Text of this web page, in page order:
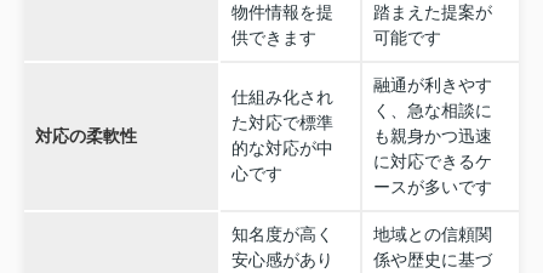
物件情報を提
供できます
踏まえた提案が
可能です
対応の柔軟性
仕組み化され
た対応で標準
的な対応が中
心です
融通が利きやす
く、急な相談に
も親身かつ迅速
に対応できるケ
ースが多いです
知名度が高く
安心感があり
地域との信頼関
係や歴史に基づ